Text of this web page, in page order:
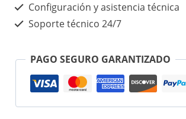
Configuración y asistencia técnica
Soporte técnico 24/7
PAGO SEGURO GARANTIZADO